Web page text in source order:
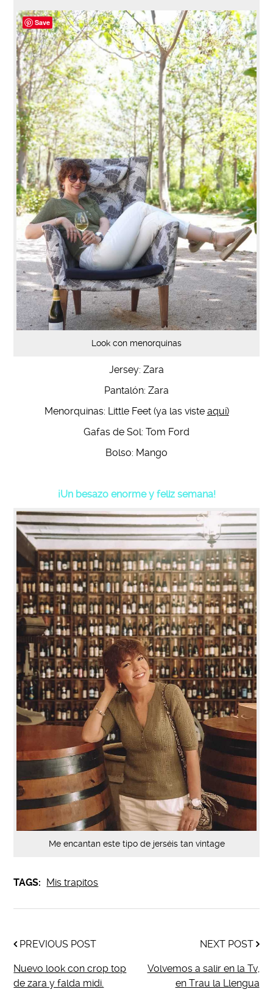
Look con menorquinas
Jersey: Zara
Pantalón: Zara
Menorquinas: Little Feet (ya las viste aquí)
Gafas de Sol: Tom Ford
Bolso: Mango
¡Un besazo enorme y feliz semana!
Me encantan este tipo de jerséis tan vintage
TAGS: Mis trapitos
PREVIOUS POST
Nuevo look con crop top
de zara y falda midi.
NEXT POST
Volvemos a salir en la Tv,
en Trau la Llengua
Save